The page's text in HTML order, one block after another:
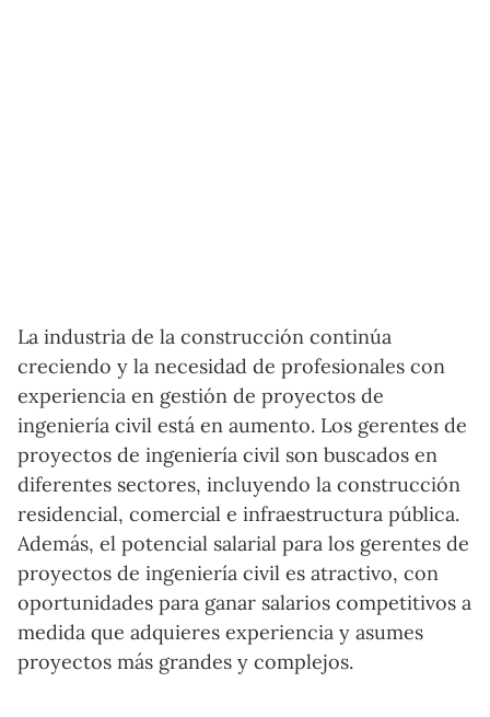
La industria de la construcción continúa
creciendo y la necesidad de profesionales con
experiencia en gestión de proyectos de
ingeniería civil está en aumento. Los gerentes de
proyectos de ingeniería civil son buscados en
diferentes sectores, incluyendo la construcción
residencial, comercial e infraestructura pública.
Además, el potencial salarial para los gerentes de
proyectos de ingeniería civil es atractivo, con
oportunidades para ganar salarios competitivos a
medida que adquieres experiencia y asumes
proyectos más grandes y complejos.